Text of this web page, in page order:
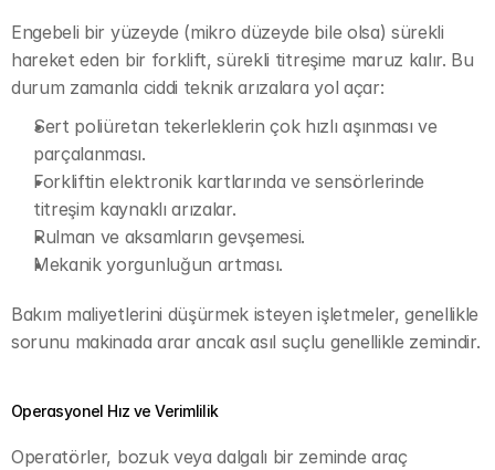
Engebeli bir yüzeyde (mikro düzeyde bile olsa) sürekli
hareket eden bir forklift, sürekli titreşime maruz kalır. Bu
durum zamanla ciddi teknik arızalara yol açar:
Sert poliüretan tekerleklerin çok hızlı aşınması ve
parçalanması.
Forkliftin elektronik kartlarında ve sensörlerinde
titreşim kaynaklı arızalar.
Rulman ve aksamların gevşemesi.
Mekanik yorgunluğun artması.
Bakım maliyetlerini düşürmek isteyen işletmeler, genellikle
sorunu makinada arar ancak asıl suçlu genellikle zemindir.
Operasyonel Hız ve Verimlilik
Operatörler, bozuk veya dalgalı bir zeminde araç